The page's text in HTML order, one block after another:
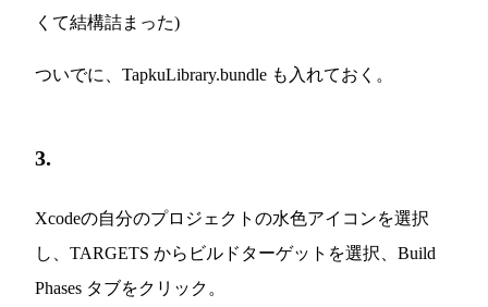
くて結構詰まった)
ついでに、TapkuLibrary.bundle も入れておく。
3.
Xcodeの自分のプロジェクトの水色アイコンを選択
し、TARGETS からビルドターゲットを選択、Build
Phases タブをクリック。